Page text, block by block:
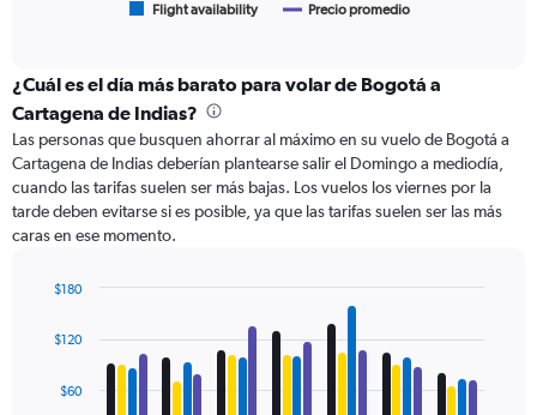
displaying
categories.
Range:
6
categories.
The
chart
has
displaying
Avg.
and
Flight availability Precio promedio
¿Cuál es el día más barato para volar de Bogotá a
Cartagena de Indias?
Las personas que busquen ahorrar al máximo en su vuelo de Bogotá a
Cartagena de Indias deberían plantearse salir el Domingo a mediodía,
cuando las tarifas suelen ser más bajas. Los vuelos los viernes por la
tarde deben evitarse si es posible, ya que las tarifas suelen ser las más
caras en ese momento.
chart
with
data$60
$120
$180